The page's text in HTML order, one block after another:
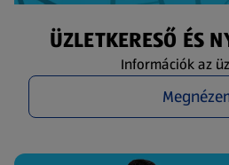
ÜZLETKERESŐ ÉS
Információk az